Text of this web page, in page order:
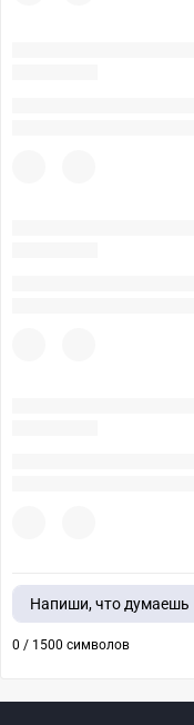
Напиши, что думаешь
0 / 1500 символов